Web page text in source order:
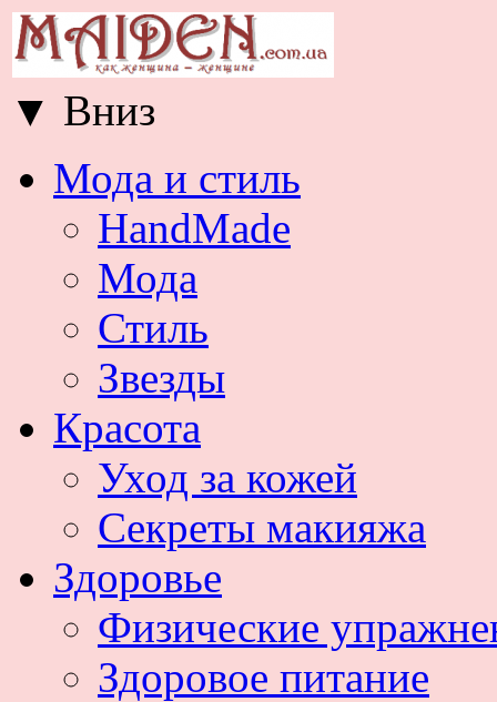
▼ Вниз
Мода и стиль
HandMade
Мода
Стиль
Звезды
Красота
Уход за кожей
Секреты макияжа
Здоровье
Физические
Здоровое питание